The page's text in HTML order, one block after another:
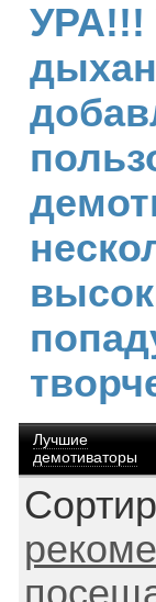
УРА!!!
Лучшие
демотиваторы